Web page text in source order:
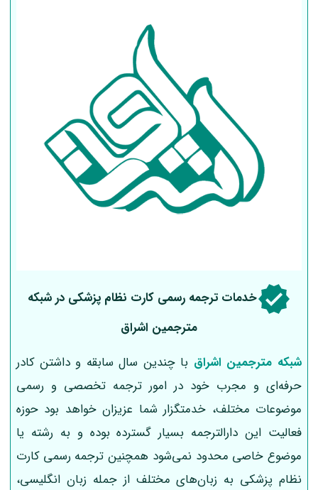
خدمات ترجمه رسمی کارت نظام پزشکی در شبکه
مترجمین اشراق
شبکه مترجمین اشراق با چندین سال سابقه و داشتن کادر
حرفه‌ای و مجرب خود در امور ترجمه تخصصی و رسمی
موضوعات مختلف، خدمتگزار شما عزیزان خواهد بود حوزه
فعالیت این دارالترجمه بسیار گسترده بوده و به رشته یا
موضوع خاصی محدود نمی‌شود همچنین ترجمه رسمی کارت
نظام پزشکی به زبان‌های مختلف از جمله زبان انگلیسی،